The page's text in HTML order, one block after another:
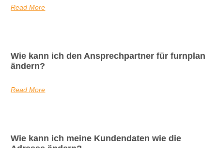
Read More
Wie kann ich den Ansprechpartner für furnplan
ändern?
Read More
Wie kann ich meine Kundendaten wie die